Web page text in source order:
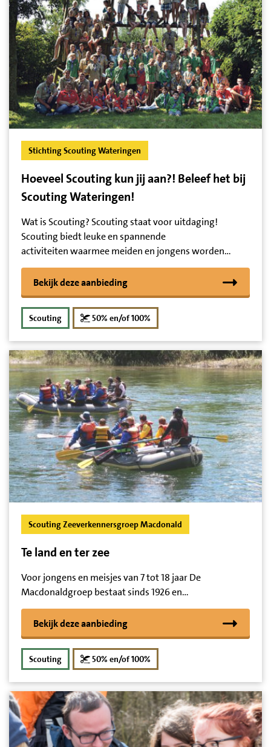
Stichting Scouting Wateringen
Hoeveel Scouting kun jij aan?! Beleef het bij
Scouting Wateringen!
Wat is Scouting? Scouting staat voor uitdaging!
Scouting biedt leuke en spannende
activiteiten waarmee meiden en jongens worden…
Bekijk deze aanbieding
Scouting 50% en/of 100%
Scouting Zeeverkennersgroep Macdonald
Te land en ter zee
Voor jongens en meisjes van 7 tot 18 jaar De
Macdonaldgroep bestaat sinds 1926 en…
Bekijk deze aanbieding
Scouting 50% en/of 100%